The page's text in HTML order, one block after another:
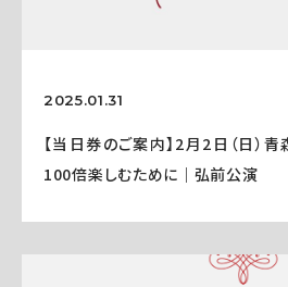
2025.01.31
【当日券のご案内】2月2日（日）
100倍楽しむために｜弘前公演